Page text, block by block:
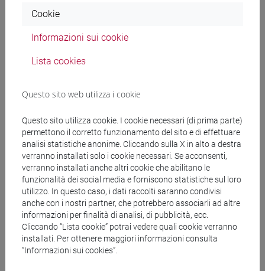
Venezia, pannelli didattici alle pareti
Mostra realizzata dal Comitato Nazionale per le celebrazioni
dei 700 anni dalla morte di Marco Polo grazie al contributo
Accademia di Belle Arti, Venezia
Archivio di Stato, Venezia
Archivio Storico Comunale, Venezia
Ateneo Veneto, Venezia
Fondazione Musei Civici, Venezia
Istituto Veneto di Scienze Lettere ed Arti, Venezia
Museo Galilei, Firenze
Museo del Risorgimento di Milano
Raccolta delle Stampe Adalberto Sartori di Mantova
Cookie
Informazioni sui cookie
Lista cookies
Questo sito web utilizza i cookie
Questo sito utilizza cookie. I cookie necessari (di prima parte)
permettono il corretto funzionamento del sito e di effettuare
analisi statistiche anonime. Cliccando sulla X in alto a destra
verranno installati solo i cookie necessari. Se acconsenti,
verranno installati anche altri cookie che abilitano le
funzionalità dei social media e forniscono statistiche sul loro
utilizzo. In questo caso, i dati raccolti saranno condivisi
anche con i nostri partner, che potrebbero associarli ad altre
informazioni per finalità di analisi, di pubblicità, ecc.
Cliccando “Lista cookie” potrai vedere quali cookie verranno
installati. Per ottenere maggiori informazioni consulta
“Informazioni sui cookies”.